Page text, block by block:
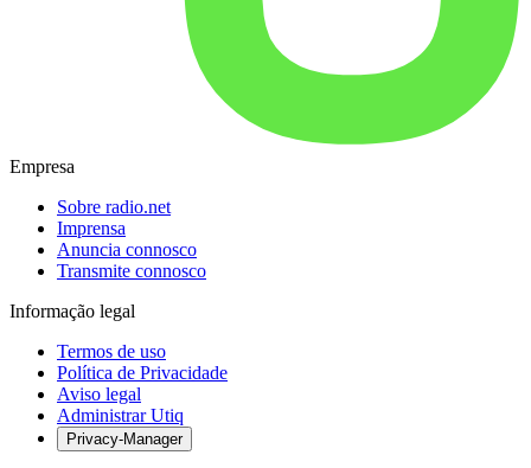
Empresa
Sobre radio.net
Imprensa
Anuncia connosco
Transmite connosco
Informação legal
Termos de uso
Política de Privacidade
Aviso legal
Administrar Utiq
Privacy-Manager